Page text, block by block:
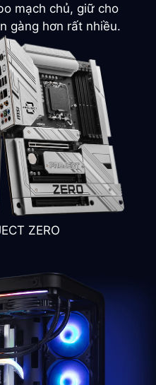
mạch chủ, giữ cho
gàng hơn rất nhiều.
ZERO
GPU
dọc